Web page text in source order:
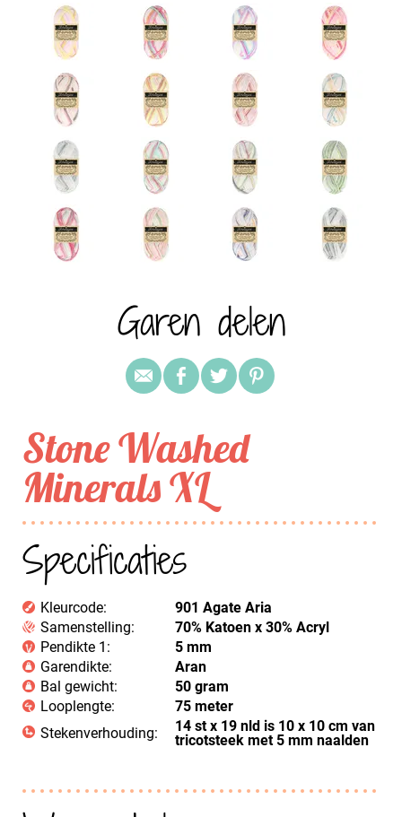
Garen delen
Stone Washed
Minerals XL
Specificaties
Kleurcode:
901 Agate Aria
Samenstelling:
70% Katoen x 30% Acryl
Pendikte 1:
5 mm
Garendikte:
Aran
Bal gewicht:
50 gram
Looplengte:
75 meter
Stekenverhouding:
14 st x 19 nld is 10 x 10 cm van
tricotsteek met 5 mm naalden